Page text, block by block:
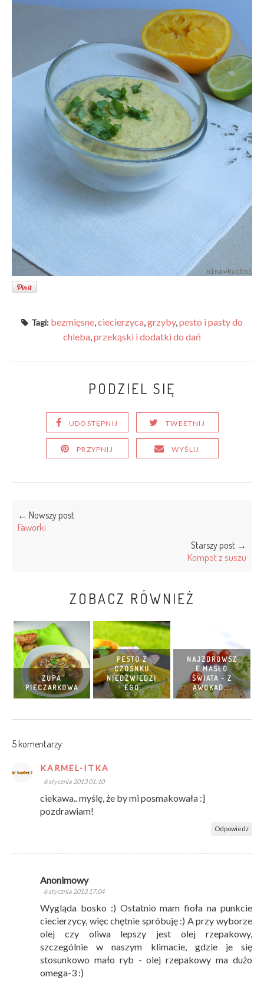
Tagi: bezmięsne ciecierzyca grzyby, pesto i pasty do
chleba przekąski i dodatki do dań
PODZIEL SIĘ
UDOSTĘPNIJ TWEETNIJ
PRZYPNIJ WYŚLIJ
← Nowszy post
Faworki
Starszy post →
Kompot z suszu
ZOBACZ RÓWNIEŻ
ZUPA
PIECZARKOWA
PESTO Z
CZOSNKU
NIEDŹWIEDZI
EGO
NAJZDROWSZ
E MASŁO
ŚWIATA - Z
AWOKAD...
5 komentarzy:
KARMEL-ITKA
6 stycznia 2013 01:10
ciekawa.. myślę, że by mi posmakowała :]
pozdrawiam!
Odpowiedz
Anonimowy
6 stycznia 2013 17:04
Wygląda bosko :) Ostatnio mam fioła na punkcie
ciecierzycy, więc chętnie spróbuję :) A przy wyborze
olej czy oliwa lepszy jest olej rzepakowy,
szczególnie w naszym klimacie, gdzie je się
stosunkowo mało ryb - olej rzepakowy ma dużo
omega-3 :)